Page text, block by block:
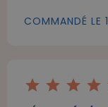
COMMANDÉ
star star star star